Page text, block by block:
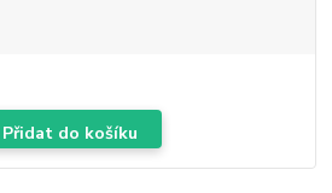
Přidat do košíku